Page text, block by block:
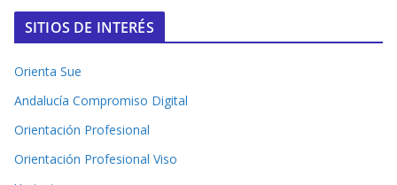
SITIOS DE INTERÉS
Orienta Sue
Andalucía Compromiso Digital
Orientación Profesional
Orientación Profesional Viso